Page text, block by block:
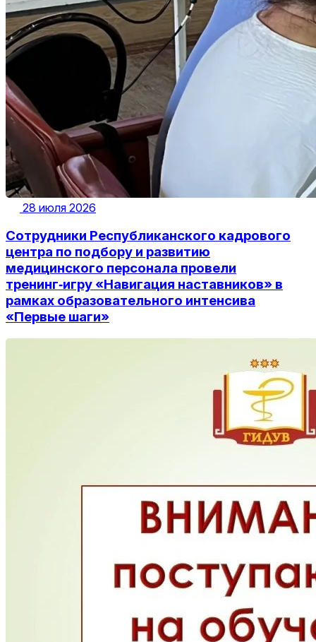
28 июля 2026
Сотрудники Республиканского кадрового
центра по подбору и развитию
медицинского персонала провели
тренинг‑игру «Навигация наставников» в
рамках образовательного интенсива
«Первые шаги»